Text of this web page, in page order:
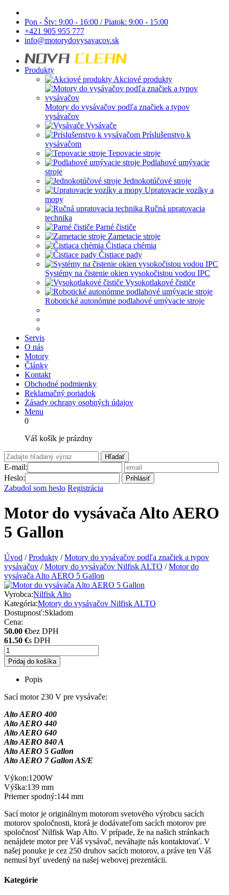
Pon - Štv: 9:00 - 16:00 / Piatok: 9:00 - 15:00
+421 905 955 777
info@motorydovysavacov.sk
Produkty
Akciové produkty
Motory do vysávačov podľa značiek a typov
vysávačov
Vysávače
Príslušenstvo k
vysávačom
Tepovacie stroje
Podlahové umývacie
stroje
Jednokotúčové stroje
Upratovacie vozíky a
mopy
Ručná upratovacia
technika
Parné čističe
Zametacie stroje
Čistiaca chémia
Čistiace pady
Systémy na čistenie okien vysokočistou vodou IPC
Vysokotlakové čističe
Robotické autonómne podlahové umývacie stroje
Servis
O nás
Motory
Články
Kontakt
Obchodné podmienky
Reklamačný poriadok
Zásady ochrany osobných údajov
Menu
0
Váš košík je prázdny
Hľadať
E-mail:
Heslo:
Prihlásiť
Zabudol som heslo Registrácia
Motor do vysávača Alto AERO
5 Gallon
Úvod / Produkty / Motory do vysávačov podľa značiek a typov
vysávačov / Motory do vysávačov Nilfisk ALTO / Motor do
vysávača Alto AERO 5 Gallon
Vyrobca:Nilfisk Alto
Kategória:Motory do vysávačov Nilfisk ALTO
Dostupnosť:Skladom
Cena:
50.00 €bez DPH
61.50 €s DPH
Pridaj do košíka
Popis
Sací motor 230 V pre vysávače:
Alto AERO 400
Alto AERO 440
Alto AERO 640
Alto AERO 840 A
Alto AERO 5 Gallon
Alto AERO 7 Gallon AS/E
Výkon:1200W
Výška:139 mm
Priemer spodný:144 mm
Sací motor je originálnym motorom svetového výrobcu sacích
motorov spoločnosti, ktorá je dodávateľom sacích motorov pre
spoločnosť Nilfisk Wap Alto. V prípade, že na našich stránkach
nenájdete motor pre Váš vysávač, neváhajte nás kontaktovať. V
našej ponuke je cez 250 druhov sacích motorov, a práve ten Váš
nemusí byť uvedený na našej webovej prezentácii.
Kategórie